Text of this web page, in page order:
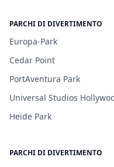
PARCHI DI DIVERTIMENTO
Europa-Park
Cedar Point
PortAventura Park
Universal Studios
Heide Park
PARCHI DI DIVERTIMENTO